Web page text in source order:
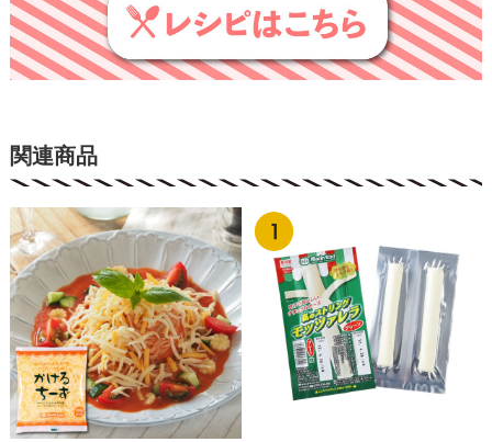
関連商品